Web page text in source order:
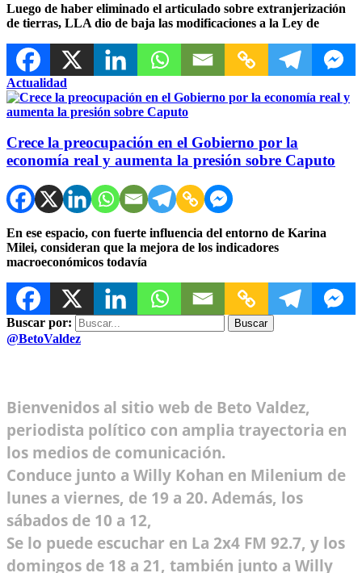
Luego de haber eliminado el articulado sobre extranjerización
de tierras, LLA dio de baja las modificaciones a la Ley de
Actualidad
Crece la preocupación en el Gobierno por la
economía real y aumenta la presión sobre Caputo
En ese espacio, con fuerte influencia del entorno de Karina
Milei, consideran que la mejora de los indicadores
macroeconómicos todavía
Buscar por:
@BetoValdez
Bienvenidos al sitio web de Beto Valdez,
periodista político con amplia trayectoria en
los medios de comunicación.
Conduce junto a Willy Kohan en Milenium de
lunes a viernes, de 19 a 20. Además, los
sábados de 10 a 12,
Se lo puede escuchar en La 2x4 FM 92.7, y los
domingos de 18 a 21, también junto a Willy